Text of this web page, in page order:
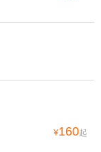
¥160起